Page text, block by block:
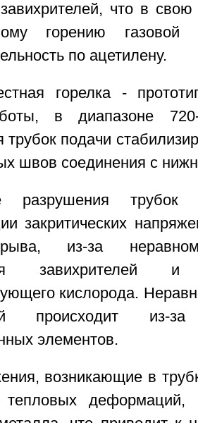
что в
горению
по ацетилену.
горелка -
в диапазоне
трубок подачи
швов соединения с
разрушения трубок
закритических
из-за
завихрителей
кислорода.
происходит из-
элементов.
возникающие в
тепловых